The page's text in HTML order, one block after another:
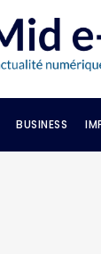
BUSINESS